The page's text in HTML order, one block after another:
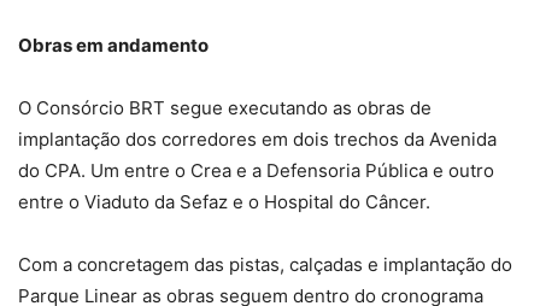
Obras em andamento
O Consórcio BRT segue executando as obras de
implantação dos corredores em dois trechos da Avenida
do CPA. Um entre o Crea e a Defensoria Pública e outro
entre o Viaduto da Sefaz e o Hospital do Câncer.
Com a concretagem das pistas, calçadas e implantação do
Parque Linear as obras seguem dentro do cronograma